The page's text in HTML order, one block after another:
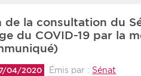
de la consultation du
du COVID-19 par la
04/2020 Émis par : Sénat